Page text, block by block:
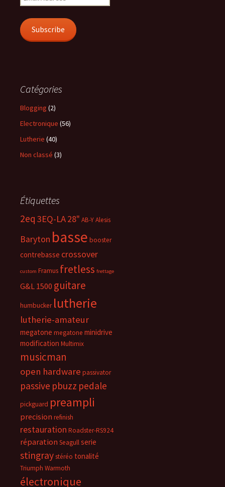
Address
Subscribe
Catégories
Blogging (2)
Electronique (56)
Lutherie (40)
Non classé (3)
Étiquettes
2eq 3EQ-LA28" AB-YAlesis
Baryton basse booster
contrebasse crossover
custom Framus fretless frettage
G&L 1500 guitare
humbucker lutherie
lutherie-amateur
megatone megatone minidrive
modification Multimix
musicman
open hardware passivator
passive pbuzz pedale
pickguard preampli
precision refinish
restauration Roadster-RS924
réparation Seagullserie
stingraystéréo tonalité
Triumph Warmoth
électronique